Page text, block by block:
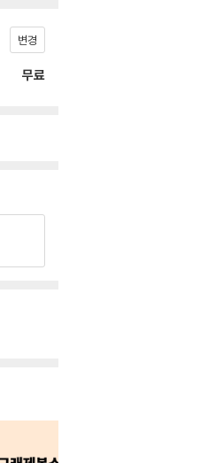
변경
무료